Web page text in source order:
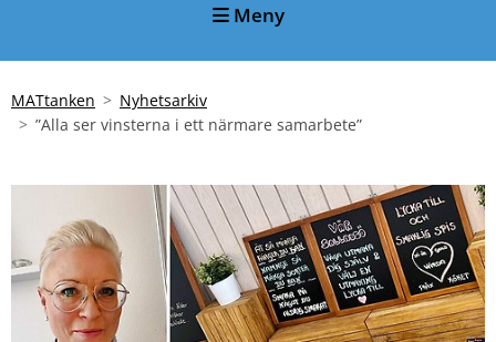
Meny
MATtanken
Nyhetsarkiv
”Alla ser vinsterna i ett närmare samarbete”